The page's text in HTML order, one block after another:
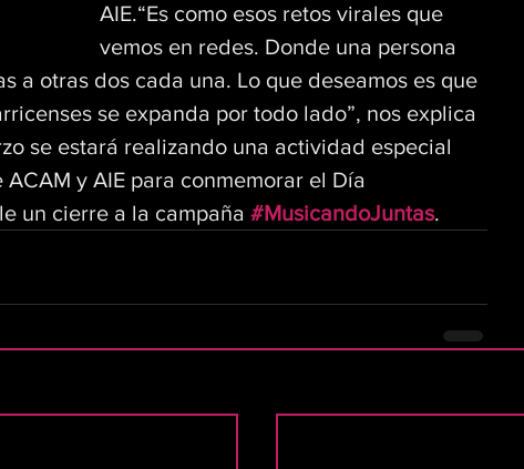
AIE.“Es como esos retos virales que
vemos en redes. Donde una persona
a otras dos cada una. Lo que deseamos es que
se expanda por todo lado”, nos explica
se estará realizando una actividad especial
y AIE para conmemorar el Día
un cierre a la campaña #MusicandoJuntas.